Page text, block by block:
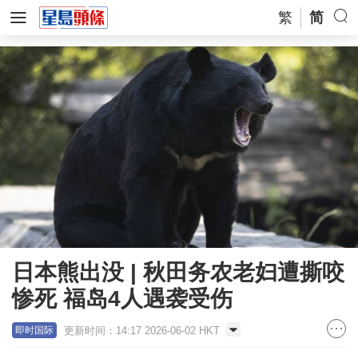
繁 简
日本熊出没 | 秋田务农老妇遭撕咬
惨死 福岛4人遇袭受伤
即时国际 更新时间：14:17 2026-06-02 HKT